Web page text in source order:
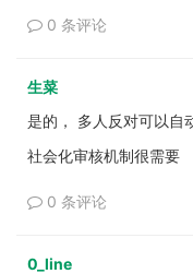
0 条评论
生菜
是的， 多人反对可以自
社会化审核机制很需要
0 条评论
0_line